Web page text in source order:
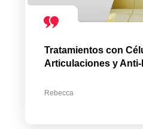
Tratamientos con
Articulaciones y
Rebecca